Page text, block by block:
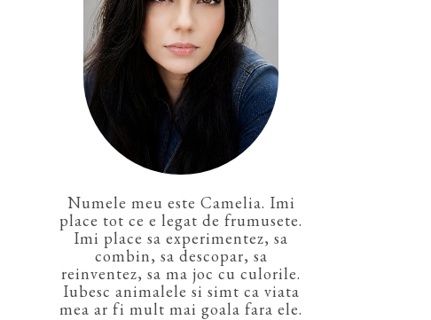
Numele meu este Camelia. Imi
place tot ce e legat de frumusete.
Imi place sa experimentez, sa
combin, sa descopar, sa
reinventez, sa ma joc cu culorile.
Iubesc animalele si simt ca viata
mea ar fi mult mai goala fara ele.